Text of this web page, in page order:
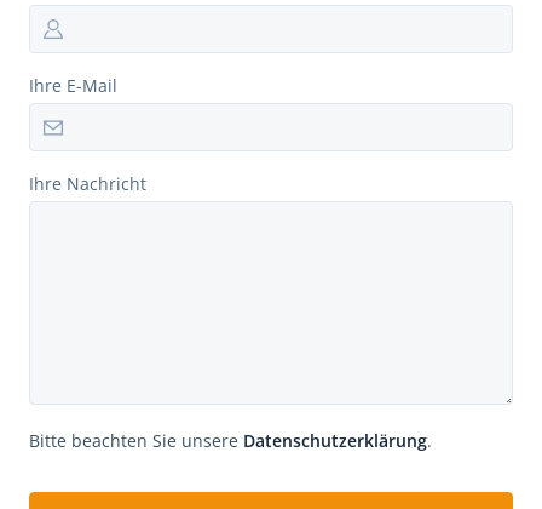
Ihre E-Mail
Ihre Nachricht
Bitte beachten Sie unsere Datenschutzerklärung.